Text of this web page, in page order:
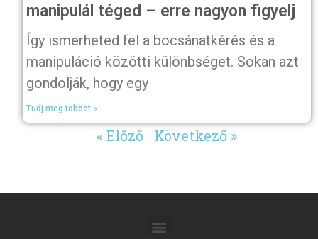
manipulál téged – erre nagyon figyelj
Így ismerheted fel a bocsánatkérés és a
manipuláció közötti különbséget. Sokan azt
gondolják, hogy egy
Tudj meg többet »
« Előző Következő »